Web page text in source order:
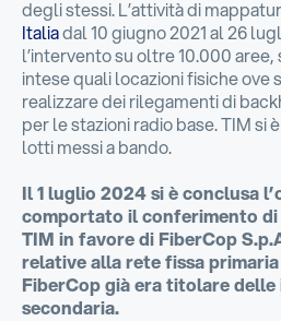
degli stessi. L’attività di
Italiadal 10 giugno 2021 al 26
l’intervento su oltre 10.000
intese quali locazioni fisiche ove
realizzare dei rilegamenti di
per le stazioni radio base. TIM si
lotti messi a bando.
Il 1 luglio 2024 si è conclusa
comportato il conferimento di
TIM in favore di FiberCop
relative alla rete fissa
FiberCop già era titolare
secondaria.